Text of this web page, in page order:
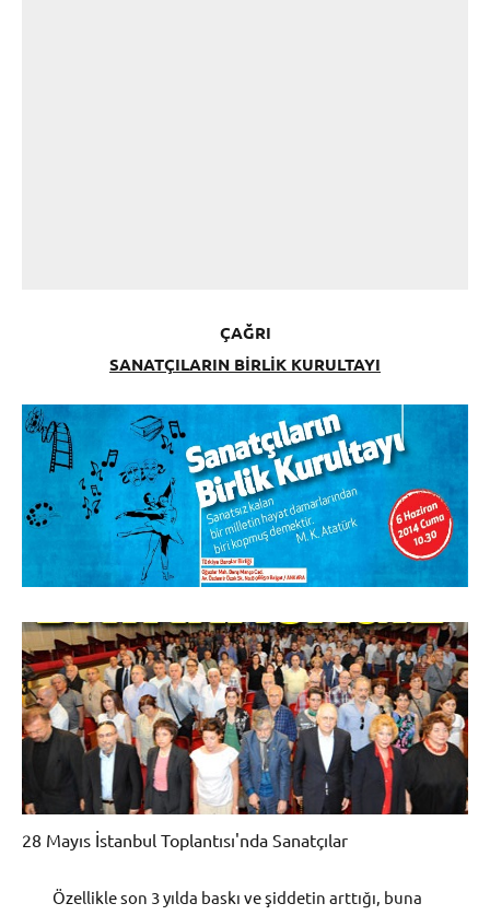
ÇAĞRI
SANATÇILARIN BİRLİK KURULTAYI
28 Mayıs İstanbul Toplantısı'nda Sanatçılar
Özellikle son 3 yılda baskı ve şiddetin arttığı, buna